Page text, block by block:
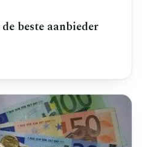
beste aanbieder